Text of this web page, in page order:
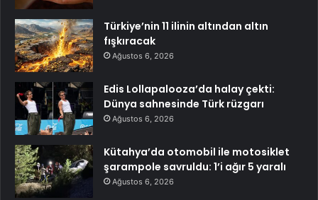
Türkiye’nin 11 ilinin altından altın
fışkıracak
Ağustos 6, 2026
Edis Lollapalooza’da halay çekti:
Dünya sahnesinde Türk rüzgarı
Ağustos 6, 2026
Kütahya’da otomobil ile motosiklet
şarampole savruldu: 1’i ağır 5 yaralı
Ağustos 6, 2026